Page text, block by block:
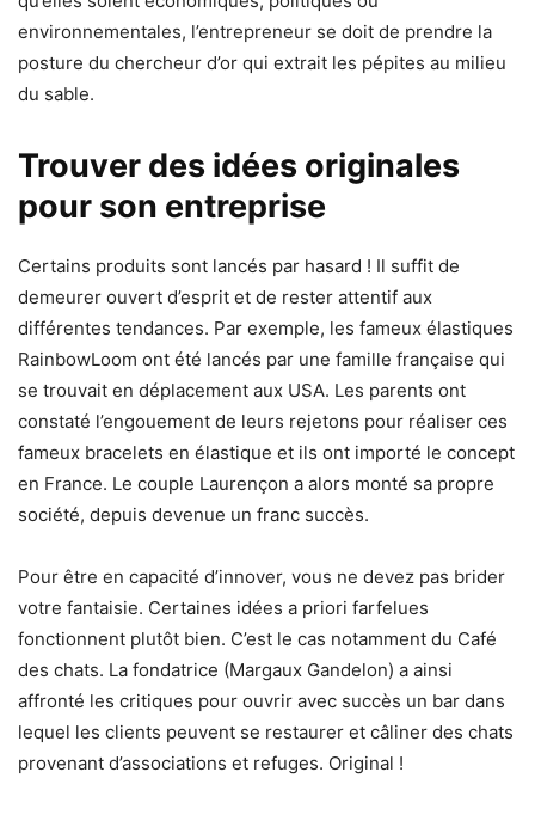
environnementales, l’entrepreneur se doit de prendre la
posture du chercheur d’or qui extrait les pépites au milieu
du sable.
Trouver des idées originales
pour son entreprise
Certains produits sont lancés par hasard ! Il suffit de
demeurer ouvert d’esprit et de rester attentif aux
différentes tendances. Par exemple, les fameux élastiques
RainbowLoom ont été lancés par une famille française qui
se trouvait en déplacement aux USA. Les parents ont
constaté l’engouement de leurs rejetons pour réaliser ces
fameux bracelets en élastique et ils ont importé le concept
en France. Le couple Laurençon a alors monté sa propre
société, depuis devenue un franc succès.
Pour être en capacité d’innover, vous ne devez pas brider
votre fantaisie. Certaines idées a priori farfelues
fonctionnent plutôt bien. C’est le cas notamment du Café
des chats. La fondatrice (Margaux Gandelon) a ainsi
affronté les critiques pour ouvrir avec succès un bar dans
lequel les clients peuvent se restaurer et câliner des chats
provenant d’associations et refuges. Original !